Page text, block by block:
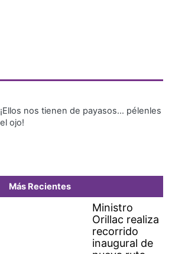
el ojo!
Más Recientes
Ministro
Orillac realiza
recorrido
inaugural de
nueva ruta